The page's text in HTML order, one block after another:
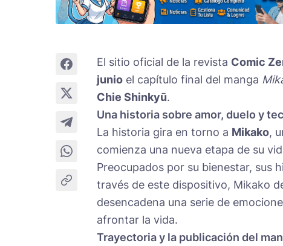
El sitio oficial de la revista Comic
junio el capítulo final del manga
Chie Shinkyū.
Una historia sobre amor, duelo y
La historia gira en torno a Mikako,
comienza una nueva etapa de su
Preocupados por su bienestar, sus
través de este dispositivo, Mikako
desencadena una serie de
afrontar la vida.
Trayectoria y la publicación del